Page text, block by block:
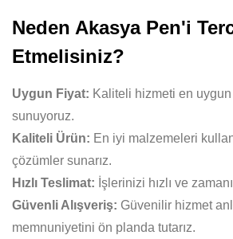
Neden Akasya Pen'i
Etmelisiniz?
Uygun Fiyat: Kaliteli hizmeti en
sunuyoruz.
Kaliteli Ürün: En iyi malzemeleri
çözümler sunarız.
Hızlı Teslimat: İşlerinizi hızlı ve
Güvenli Alışveriş: Güvenilir hizmet
memnuniyetini ön planda tutarız.